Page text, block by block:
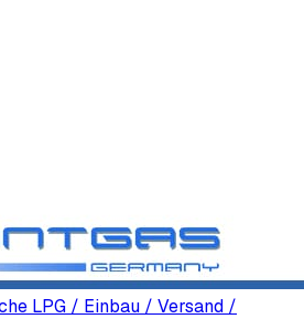
LPG / Einbau / Versand /